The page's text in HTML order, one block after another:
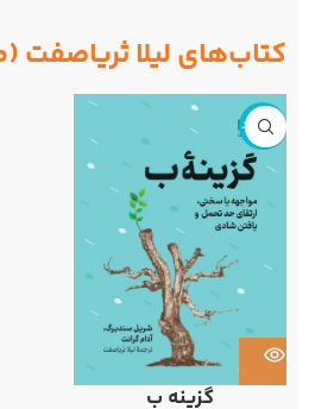
کتاب‌های لیلا ثریاصفت
ناموجود
گزینه ب